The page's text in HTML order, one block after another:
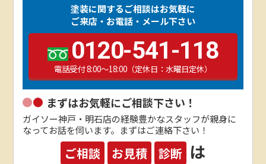
塗装に関するご相談はお気軽に
ご来店・お電話・メール下さい
0120-541-118
電話受付 8:00～18:00（定休日：水曜日定休）
まずはお気軽にご相談下さい！
ガイソー神戸・明石店の経験豊かなスタッフが親身に
なってお話を伺います。まずはご連絡下さい！
ご相談 お見積 診断 は